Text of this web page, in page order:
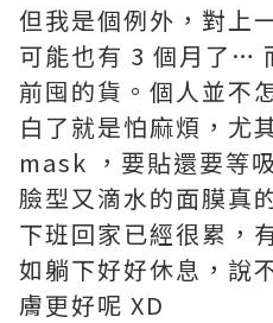
但我是個例外，對
可能也有 3 個月了…
前囤的貨。個人並不
白了就是怕麻煩，尤
mask ，要貼還要等
臉型又滴水的面膜真
下班回家已經很累，
如躺下好好休息，說
膚更好呢 XD